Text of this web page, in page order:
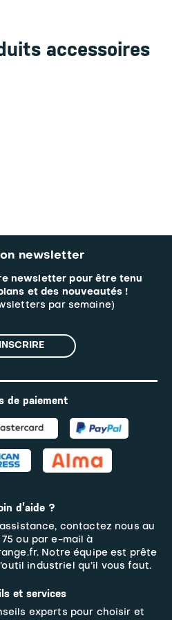
accessoires
newsletter
newsletter pour être tenu
et des nouveautés !
par semaine)
de paiement
d’aide ?
contactez nous au
75 ou par e-mail à
Notre équipe est prête
industriel qu’il vous faut.
et services
experts pour choisir et